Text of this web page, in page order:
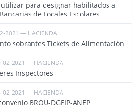
utilizar para designar habilitados a
de Locales Escolares.
2021 — HACIENDA
sobrantes Tickets de Alimentación
02-2021 — HACIENDA
Inspectores
02-2021 — HACIENDA
BROU-DGEIP-ANEP